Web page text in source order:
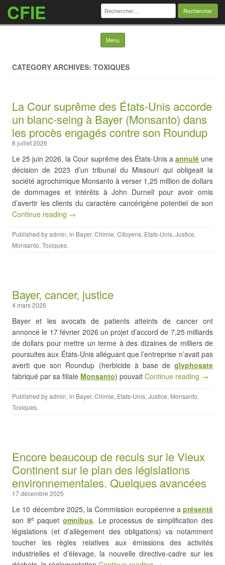
CFIE Rechercher :
Menu Skip to content
CATEGORY ARCHIVES: TOXIQUES
La Cour suprême des États-Unis accorde
un blanc-seing à Bayer (Monsanto) dans
les procès engagés contre son Roundup
8 juillet 2026
Le 25 juin 2026, la Cour suprême des États-Unis a annuléune
décision de 2023 d’un tribunal du Missouri qui obligeait la
société agrochimique Monsanto à verser 1,25 million de dollars
de dommages et intérêts à John Durnell pour avoir omis
d’avertir les clients du caractère cancérigène potentiel de son
Continue reading →
Published byadmin, in Bayer, Chimie, Citoyens, Etats-Unis, Justice,
Monsanto, Toxiques.
Bayer, cancer, justice
4 mars 2026
Bayer et les avocats de patients atteints de cancer ont
annoncé le 17 février 2026 un projet d’accord de 7,25 milliards
de dollars pour mettre un terme à des dizaines de milliers de
poursuites aux États-Unis alléguant que l’entreprise n’avait pas
averti que son Roundup (herbicide à base de glyphosate
fabriqué par sa filiale Monsanto) pouvait Continue reading →
Published byadmin, in Bayer, Chimie, Etats-Unis, Justice, Monsanto,
Toxiques.
Encore beaucoup de reculs sur le Vieux
Continent sur le plan des législations
environnementales. Quelques avancées
17 décembre 2025
Le 10 décembre 2025, la Commission européenne a présenté
son 8epaquet omnibus. Le processus de simplification des
législations (et d’allègement des obligations) va notamment
toucher les règles relatives aux émissions des activités
industrielles et d’élevage, la nouvelle directive-cadre sur les